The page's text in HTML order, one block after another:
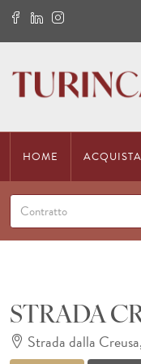
HOME ACQUISTA
Contratto
STRADA
Strada dalla